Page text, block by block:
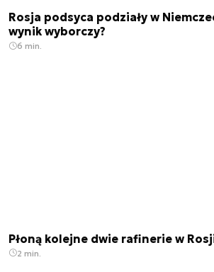
Rosja podsyca podziały w
wynik wyborczy?
6 min.
Płoną kolejne dwie rafinerie w
2 min.